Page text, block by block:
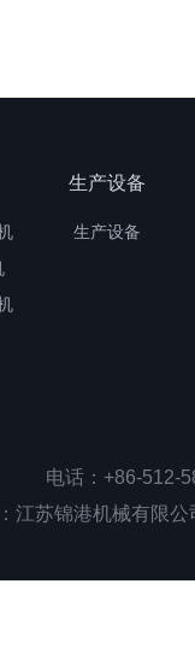
生产设备
生产设备
电话：+86-
：江苏锦港机械有